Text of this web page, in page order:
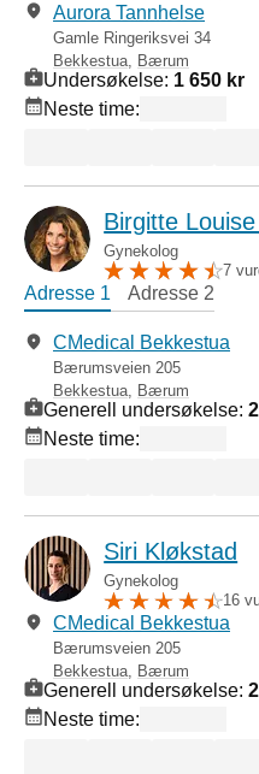
Aurora Tannhelse
Gamle Ringeriksvei 34
Bekkestua
Bærum
Undersøkelse: 1 650 kr
Neste time:
Birgitte
Gynekolog
7
Adresse 1 Adresse 2
CMedical Bekkestua
Bærumsveien 205
Bekkestua, Bærum
Generell undersøkelse:
Neste time:
Siri Kløkstad
Gynekolog
16
CMedical Bekkestua
Bærumsveien 205
Bekkestua, Bærum
Generell undersøkelse:
Neste time: